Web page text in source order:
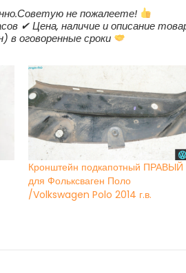
не пожалеете!
✔ Цена, наличие и описание
в оговоренные сроки
Кронштейн подкапотный ПРАВЫЙ
для Фольксваген Поло
/Volkswagen Polo 2014 г.в.